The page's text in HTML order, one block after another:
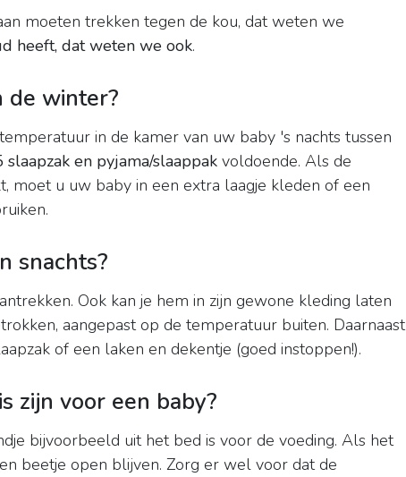
moeten trekken tegen de kou, dat weten we
heeft, dat weten we ook.
de winter?
in de kamer van uw baby 's nachts tussen
slaapzak en pyjama/slaappak voldoende. Als de
moet u uw baby in een extra laagje kleden of een
snachts?
Ook kan je hem in zijn gewone kleding laten
aangepast op de temperatuur buiten. Daarnaast
of een laken en dekentje (goed instoppen!).
zijn voor een baby?
bijvoorbeeld uit het bed is voor de voeding. Als het
beetje open blijven. Zorg er wel voor dat de